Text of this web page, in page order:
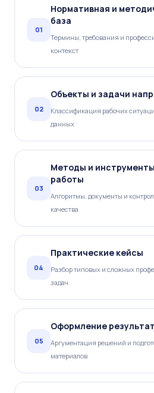
01
Нормативная и
база
Термины, требования и
контекст
02
Объекты и задачи
Классификация рабочих
данных
03
Методы и инструменты
работы
Алгоритмы, документы и
качества
04
Практические кейсы
Разбор типовых и сложных
задач
05
Оформление
Аргументация решений и
материалов